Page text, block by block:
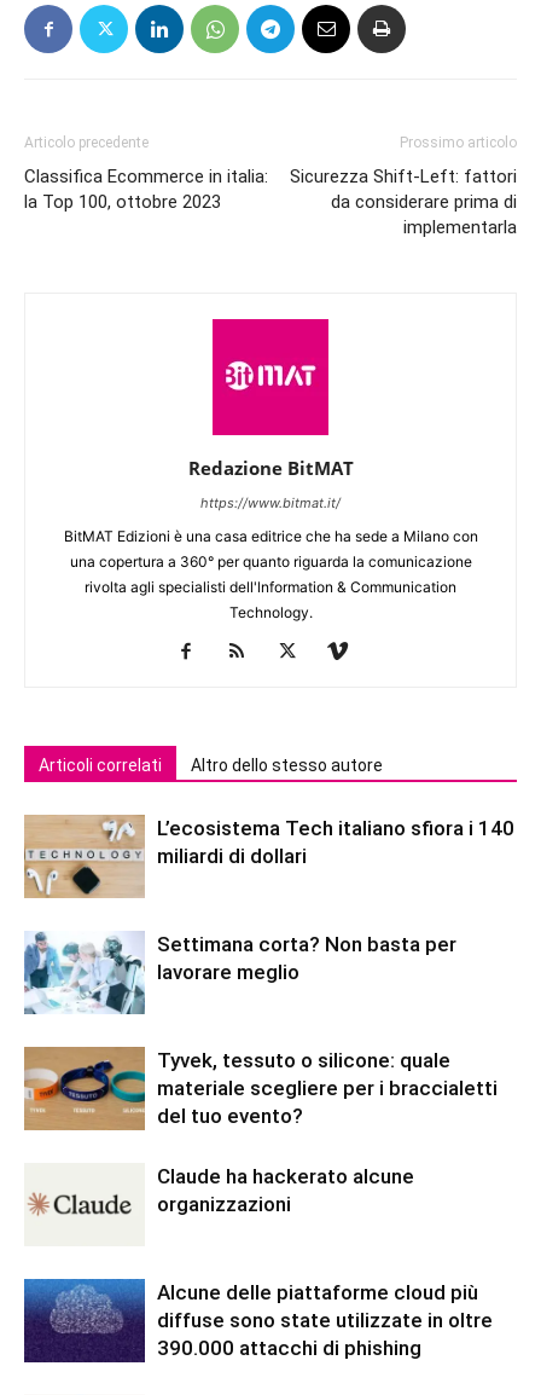
Articolo precedente
Classifica Ecommerce in italia:
la Top 100, ottobre 2023
Prossimo articolo
Sicurezza Shift-Left: fattori
da considerare prima di
implementarla
Redazione BitMAT
https://www.bitmat.it/
BitMAT Edizioni è una casa editrice che ha sede a Milano con
una copertura a 360° per quanto riguarda la comunicazione
rivolta agli specialisti dell'lnformation & Communication
Technology.
Articoli correlati Altro dello stesso autore
L’ecosistema Tech italiano sfiora i 140
miliardi di dollari
Settimana corta? Non basta per
lavorare meglio
Tyvek, tessuto o silicone: quale
materiale scegliere per i braccialetti
del tuo evento?
Claude ha hackerato alcune
organizzazioni
Alcune delle piattaforme cloud più
diffuse sono state utilizzate in oltre
390.000 attacchi di phishing